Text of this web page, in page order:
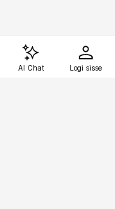
AI Chat Logi sisse